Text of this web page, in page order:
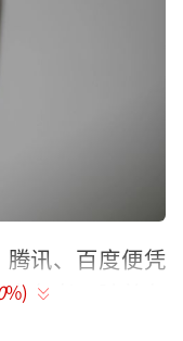
讯、百度便凭
争者。随着各
%)